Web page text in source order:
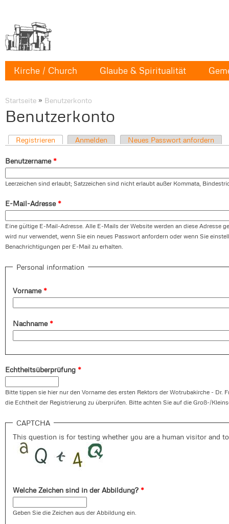
Kirche / Church Glaube & Spiritualität
Startseite » Benutzerkonto
Benutzerkonto
Registrieren Anmelden Neues Passwort anfordern
Benutzername *
Leerzeichen sind erlaubt; Satzzeichen sind nicht erlaubt außer Kommata,
E-Mail-Adresse *
Eine gültige E-Mail-Adresse. Alle E-Mails der Website werden an diese Adresse
wird nur verwendet, wenn Sie ein neues Passwort anfordern oder wenn Sie
Benachrichtigungen per E-Mail zu erhalten.
Personal information
Vorname *
Nachname *
Echtheitsüberprüfung *
Bitte tippen sie hier nur den Vorname des ersten Rektors der Wotrubakirche - Dr.
die Echtheit der Registrierung zu überprüfen. Bitte achten Sie auf die Groß-/
CAPTCHA
This question is for testing whether you are a human visitor and
Welche Zeichen sind in der Abbildung? *
Geben Sie die Zeichen aus der Abbildung ein.